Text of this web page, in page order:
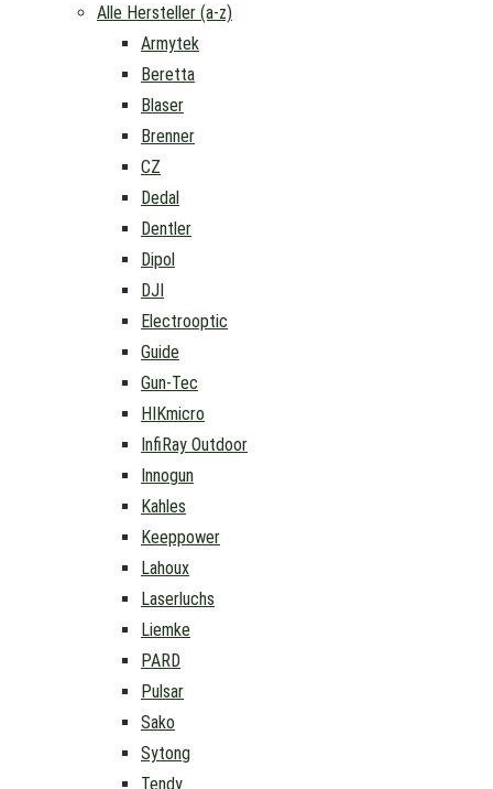
Alle Hersteller (a-z)
Armytek
Beretta
Blaser
Brenner
CZ
Dedal
Dentler
Dipol
DJI
Electrooptic
Guide
Gun-Tec
HIKmicro
InfiRay Outdoor
Innogun
Kahles
Keeppower
Lahoux
Laserluchs
Liemke
PARD
Pulsar
Sako
Sytong
Tendy